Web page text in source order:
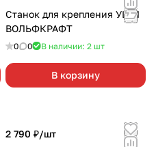
Станок для крепления УШМ
ВОЛЬФКРАФТ
0 0 В наличии: 2 шт
В корзину
2 790 ₽/шт